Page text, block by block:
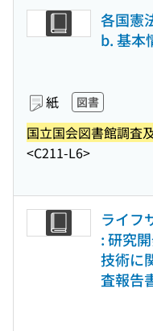
各国憲
b. 基本
紙 図書
国立国会図書館調査
<C211-L6>
ライフ
: 研究
技術に
査報告